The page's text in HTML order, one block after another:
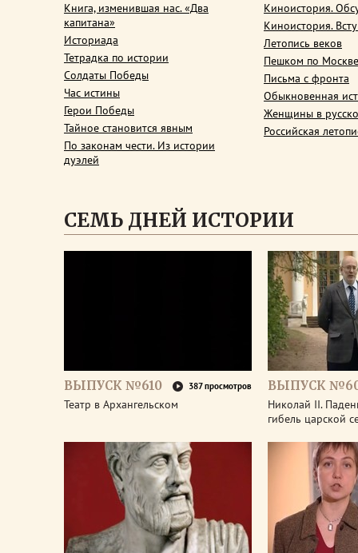
Книга, изменившая нас. «Два
капитана»
Историада
Тетрадка по истории
Солдаты Победы
Час истины
Герои Победы
Тайное становится явным
По законам чести. Из истории
дуэлей
Киноистория.
Киноистория.
Летопись веков
Пешком по Москве
Письма с фронта
Обыкновенная
Женщины в
Российская
СЕМЬ ДНЕЙ ИСТОРИИ
ВЫПУСК №610 387 просмотров
Театр в Архангельском
ВЫПУСК
Николай II.
гибель царской